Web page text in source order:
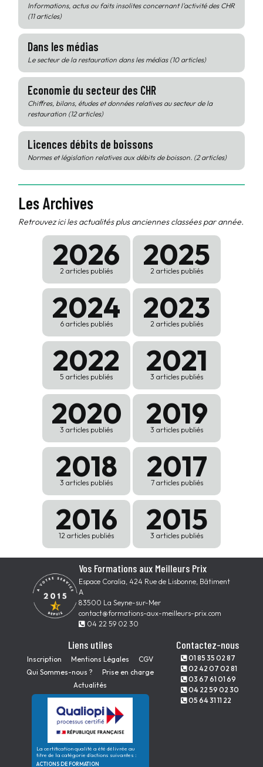
Informations, actus ou faits insolites concernant l'activité des CHR
(11 articles)
Dans les médias
Le secteur de la restauration dans les médias (10 articles)
Economie du secteur des CHR
Chiffres, bilans, études et données relatives au secteur de la
restauration (12 articles)
Licences débits de boissons
Normes et législation relatives aux débits de boisson. (2 articles)
Les Archives
Retrouvez ici les actualités plus anciennes classées par année.
2026
2 articles publiés 2025
2 articles publiés
2024
6 articles publiés 2023
2 articles publiés
2022
5 articles publiés 2021
3 articles publiés
2020
3 articles publiés 2019
3 articles publiés
2018
3 articles publiés 2017
7 articles publiés
2016
12 articles publiés 2015
3 articles publiés
Vos Formations aux Meilleurs Prix
Espace Coralia, 424 Rue de Lisbonne, Bâtiment
A
83500 La Seyne-sur-Mer
contact@formations-aux-meilleurs-prix.com
04 22 59 02 30
Liens utiles
Inscription Mentions Légales
CGV
Qui Sommes-nous ?
Prise en charge
Actualités
La certification qualité a été délivrée au
titre de la catégorie d'actions suivantes :
ACTIONS DE FORMATION
Contactez-nous
01 85 35 02 87
02 42 07 02 81
03 67 61 01 69
04 22 59 02 30
05 64 31 11 22